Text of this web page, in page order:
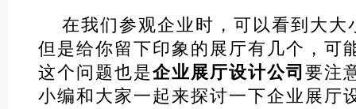
在我们参观企业时，可以看到大大
但是给你留下印象的展厅有几个，可
这个问题也是企业展厅设计公司要注
小编和大家一起来探讨一下企业展厅